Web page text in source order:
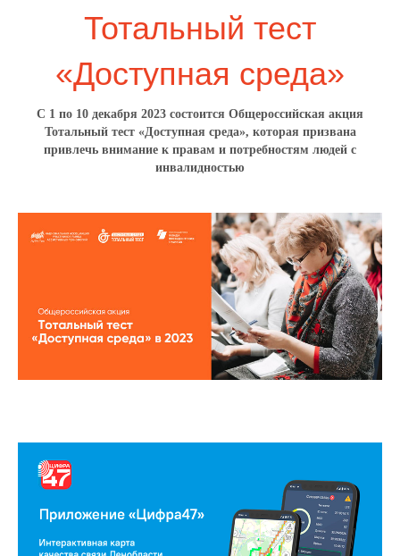
Тотальный тест
«Доступная среда»
С 1 по 10 декабря 2023 состоится Общероссийская акция
Тотальный тест «Доступная среда», которая призвана
привлечь внимание к правам и потребностям людей с
инвалидностью